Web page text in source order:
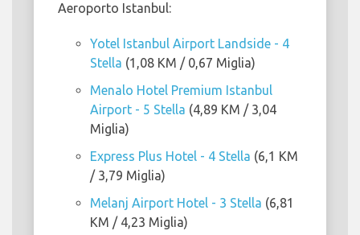
Aeroporto Istanbul:
Yotel Istanbul Airport Landside - 4
Stella (1,08 KM / 0,67 Miglia)
Menalo Hotel Premium Istanbul
Airport - 5 Stella (4,89 KM / 3,04
Miglia)
Express Plus Hotel - 4 Stella (6,1 KM
/ 3,79 Miglia)
Melanj Airport Hotel - 3 Stella (6,81
KM / 4,23 Miglia)